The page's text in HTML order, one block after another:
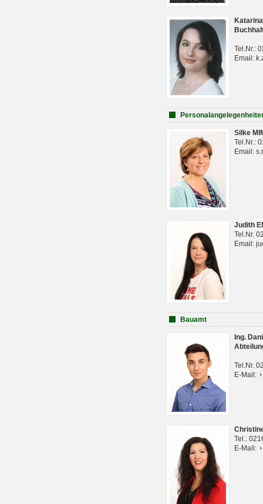
Tel.Nr.:
Email:
Silke
Tel.Nr.:
Email:
Judith
Tel.Nr.
Email:
Bauamt
Ing.
Tel.Nr.
E-Mail:
Tel.:
E-Mail: